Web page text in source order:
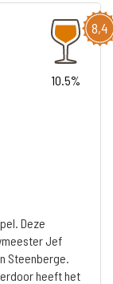
8,4
10.5%
Deze
Jef
Steenberge.
heeft het